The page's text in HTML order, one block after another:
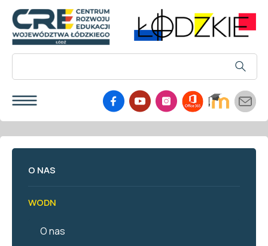
O NAS
WODN
O nas